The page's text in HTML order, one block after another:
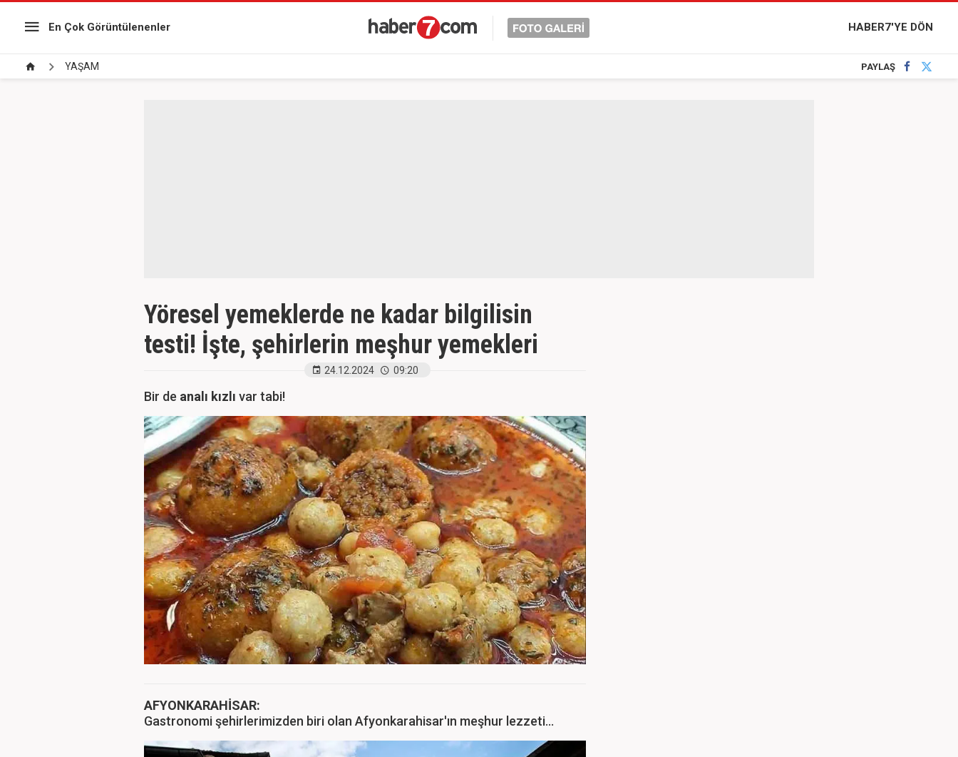
En Çok Görüntülenenler HABER7'YE DÖN
YAŞAM PAYLAŞ
Yöresel yemeklerde ne kadar bilgilisin
testi! İşte, şehirlerin meşhur yemekleri
24.12.2024 09:20
Bir de analı kızlı var tabi!
AFYONKARAHİSAR:
Gastronomi şehirlerimizden biri olan Afyonkarahisar'ın meşhur lezzeti...